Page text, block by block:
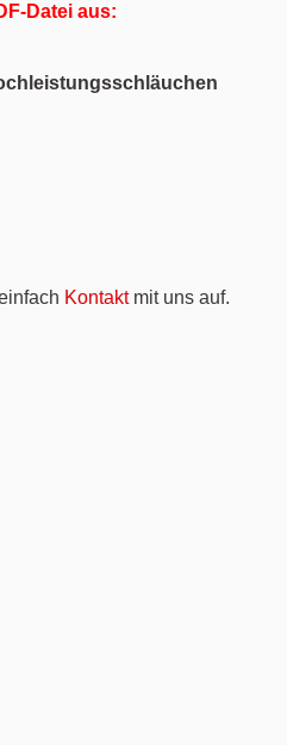
Datei aus:
Kontaktmit uns auf.